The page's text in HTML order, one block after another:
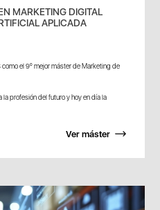
MARKETING DIGITAL
APLICADA
el 9º mejor máster de Marketing de
profesión del futuro y hoy en día la
Ver máster